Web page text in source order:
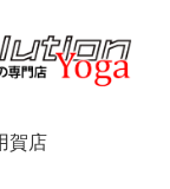
賀店